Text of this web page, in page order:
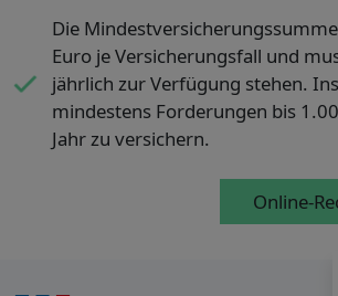
Die
Euro je Versicherungsfall und
jährlich zur Verfügung stehen.
mindestens Forderungen bis
Jahr zu versichern.
Online-